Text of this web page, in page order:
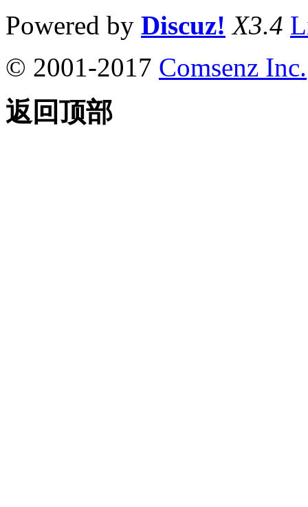
Powered by Discuz! X3.4
© 2001-2017 Comsenz Inc.
返回顶部